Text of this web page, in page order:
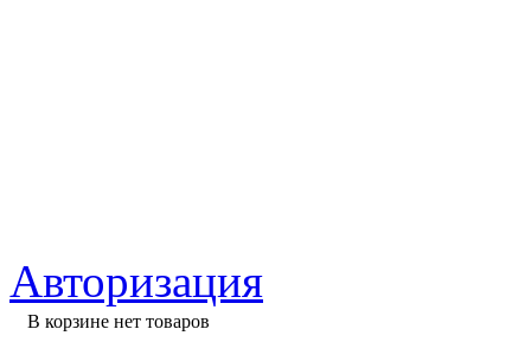
Авторизация
В корзине нет товаров